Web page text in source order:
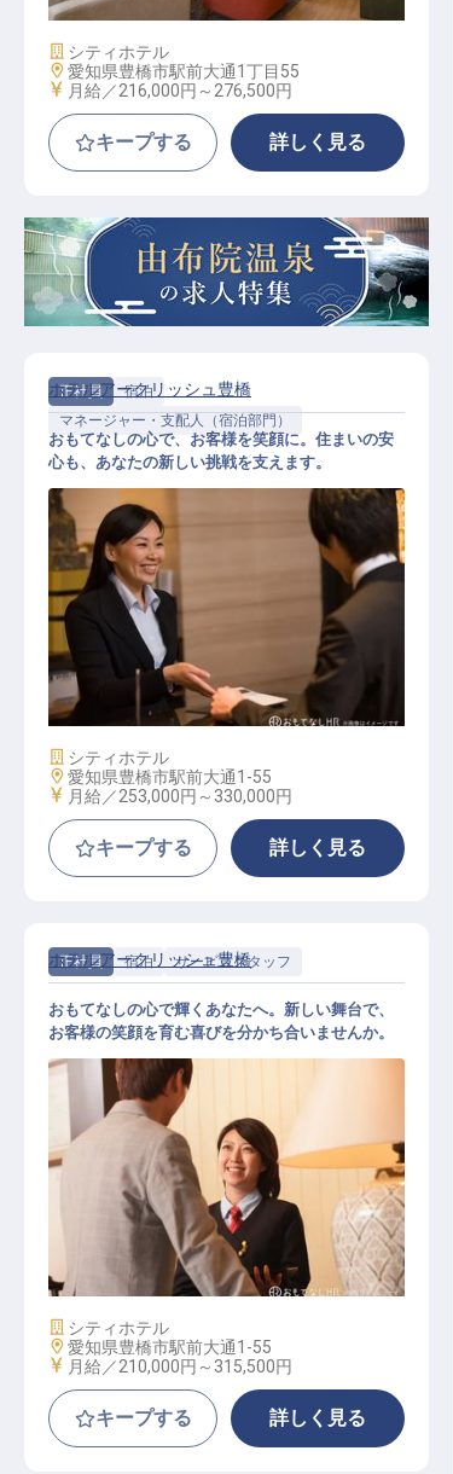
施設業態
シティホテル
勤務地
愛知県豊橋市駅前大通1丁目55
給与
月給／216,000円～ 276,500円
キープする 詳しく見る
正社員
宿泊
マネージャー・支配人（宿泊部門）
宿泊部門マネージャー候補
ホテルアークリッシュ豊橋
おもてなしの心で、お客様を笑顔に。住まいの安
心も、あなたの新しい挑戦を支えます。
施設業態
シティホテル
勤務地
愛知県豊橋市駅前大通1-55
給与
月給／253,000円～ 330,000円
キープする 詳しく見る
正社員 宿泊 サービススタッフ
宿泊部門 一般スタッフ 正社員
ホテルアークリッシュ豊橋
おもてなしの心で輝くあなたへ。新しい舞台で、
お客様の笑顔を育む喜びを分かち合いませんか。
施設業態
シティホテル
勤務地
愛知県豊橋市駅前大通1-55
給与
月給／210,000円～ 315,500円
キープする 詳しく見る